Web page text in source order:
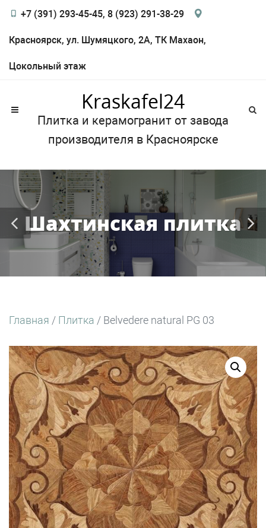
+7 (391) 293-45-45, 8 (923) 291-38-29
Красноярск, ул. Шумяцкого, 2А, ТК Махаон,
Цокольный этаж
Kraskafel24
Плитка и керамогранит от завода
производителя в Красноярске
Шахтинская плитка
Главная / Плитка / Belvedere natural PG 03